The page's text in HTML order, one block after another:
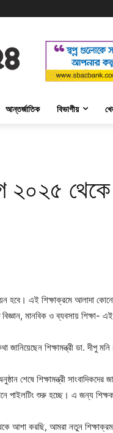
আন্তর্জাতিক বিভাগীয়
২০২৫ থেকে
হবে। এই শিক্ষাক্রমে আলাদা
মানবিক ও ব্যবসায় শিক্ষা-
জানিয়েছেন শিক্ষামন্ত্রী ডা. দীপু
শেষে শিক্ষামন্ত্রী
পাইলটিং শুরু হচ্ছে। এ জন্য
আশা করছি, আমরা নতুন